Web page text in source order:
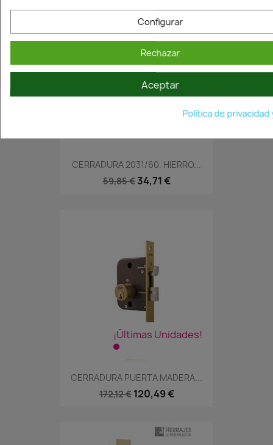
En Stock·Envío 24/48h
CERRADURA 2031/60. HIERRO...
59,85 € 34,71 €
¡Últimas Unidades!
CERRADURA PUERTA MADERA...
172,12 € 120,49 €
Configurar
Rechazar
Aceptar
Política de privacidad